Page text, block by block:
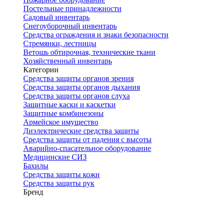
Постельные принадлежности
Садовый инвентарь
Снегоуборочный инвентарь
Средства ограждения и знаки безопасности
Стремянки, лестницы
Ветошь обтирочная, технические ткани
Хозяйственный инвентарь
Категории
Средства защиты органов зрения
Средства защиты органов дыхания
Средства защиты органов слуха
Защитные каски и каскетки
Защитные комбинезоны
Армейское имущество
Диэлектрические средства защиты
Средства защиты от падения с высоты
Аварийно-спасательное оборудование
Медицинские СИЗ
Бахилы
Средства защиты кожи
Средства защиты рук
Бренд